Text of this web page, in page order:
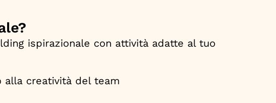
ispirazionale con attività adatte al tuo
alla creatività del team